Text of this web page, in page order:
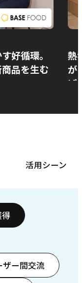
好循環。
品を生む
熱
が
ぱ
活用シーン
ザー間交流